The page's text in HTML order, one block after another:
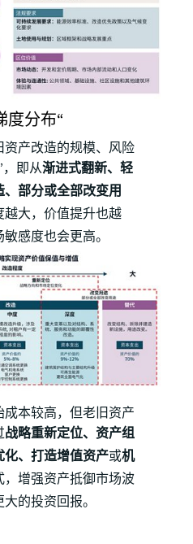
度分布“
产改造的规模、风险
，即从渐进式翻新、轻
、部分或全部改变用
大，价值提升也越
感度也会更高。
本较高，但老旧资产
战略重新定位、资产组
、打造增值资产或机
，增强资产抵御市场波
的投资回报。